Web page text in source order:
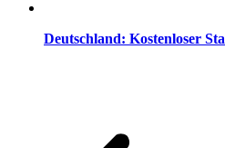
Deutschland: Kostenloser